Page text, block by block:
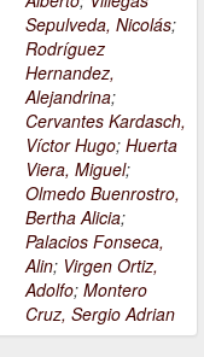
Sepulveda, Nicolás;
Rodríguez
Hernandez,
Alejandrina;
Cervantes Kardasch,
Víctor Hugo; Huerta
Viera, Miguel;
Olmedo Buenrostro,
Bertha Alicia;
Palacios Fonseca,
Alin; Virgen Ortiz,
Adolfo; Montero
Cruz, Sergio Adrian